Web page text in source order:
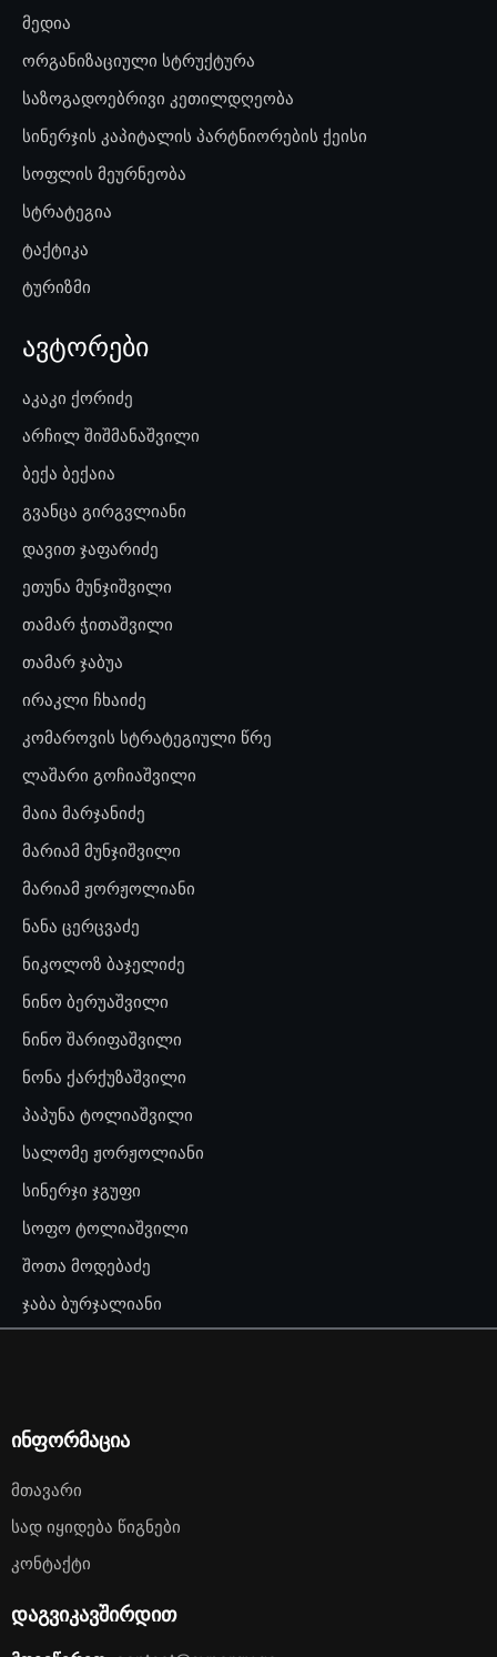
მედია
ორგანიზაციული სტრუქტურა
საზოგადოებრივი კეთილდღეობა
სინერჯის კაპიტალის პარტნიორების ქეისი
სოფლის მეურნეობა
სტრატეგია
ტაქტიკა
ტურიზმი
ავტორები
აკაკი ქორიძე
არჩილ შიშმანაშვილი
ბექა ბექაია
გვანცა გირგვლიანი
დავით ჯაფარიძე
ეთუნა მუნჯიშვილი
თამარ ჭითაშვილი
თამარ ჯაბუა
ირაკლი ჩხაიძე
კომაროვის სტრატეგიული წრე
ლაშარი გოჩიაშვილი
მაია მარჯანიძე
მარიამ მუნჯიშვილი
მარიამ ჟორჟოლიანი
ნანა ცერცვაძე
ნიკოლოზ ბაჯელიძე
ნინო ბერუაშვილი
ნინო შარიფაშვილი
ნონა ქარქუზაშვილი
პაპუნა ტოლიაშვილი
სალომე ჟორჟოლიანი
სინერჯი ჯგუფი
სოფო ტოლიაშვილი
შოთა მოდებაძე
ჯაბა ბურჯალიანი
ინფორმაცია
Მთავარი
Სად Იყიდება Წიგნები
Კონტაქტი
დაგვიკავშირდით